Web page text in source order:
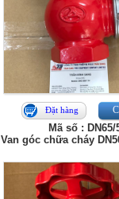
Đặt hàng
Mã số : DN65/
Van góc chữa cháy